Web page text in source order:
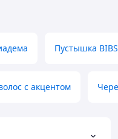
Пустышка
с акцентом